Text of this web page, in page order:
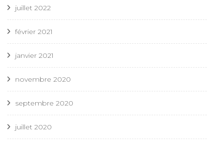
juillet 2022
février 2021
janvier 2021
novembre 2020
septembre 2020
juillet 2020